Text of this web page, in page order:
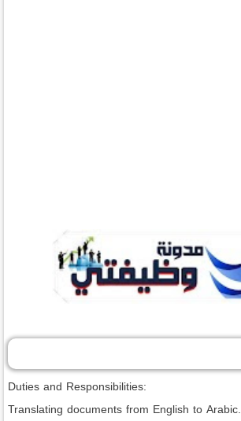
Duties and Responsibilities:
Translating documents from English to Arabic.